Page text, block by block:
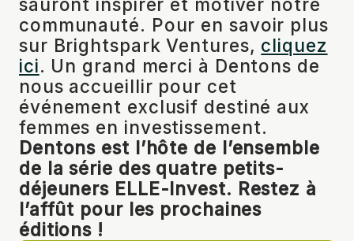
communauté. Pour en savoir plus
sur Brightspark Ventures, cliquez
ici. Un grand merci à Dentons de
nous accueillir pour cet
événement exclusif destiné aux
femmes en investissement.
Dentons est l’hôte de l’ensemble
de la série des quatre petits-
déjeuners ELLE-Invest. Restez à
l’affût pour les prochaines
éditions !